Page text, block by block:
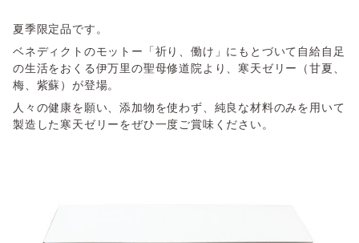
夏季限定品です。
ベネディクトのモットー「祈り、働け」にもとづいて自給自足
の生活をおくる伊万里の聖母修道院より、寒天ゼリー（甘夏、
梅、紫蘇）が登場。
人々の健康を願い、添加物を使わず、純良な材料のみを用いて
製造した寒天ゼリーをぜひ一度ご賞味ください。